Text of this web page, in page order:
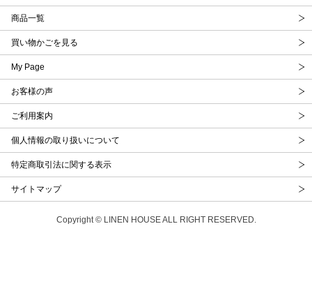
商品一覧
買い物かごを見る
My Page
お客様の声
ご利用案内
個人情報の取り扱いについて
特定商取引法に関する表示
サイトマップ
Copyright © LINEN HOUSE ALL RIGHT RESERVED.